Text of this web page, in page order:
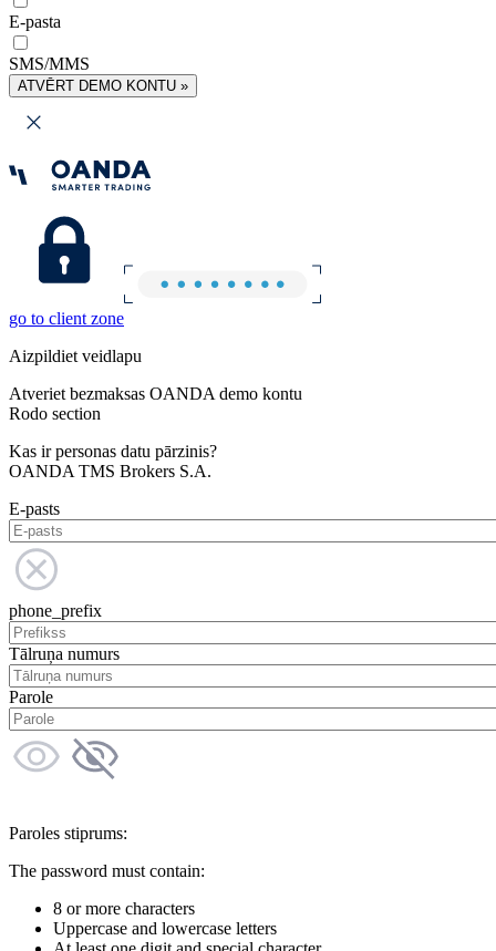
E-pasta
SMS/MMS
ATVĒRT DEMO KONTU »
go to client zone
Aizpildiet veidlapu
Atveriet bezmaksas OANDA demo kontu
Rodo section
Kas ir personas datu pārzinis?
OANDA TMS Brokers S.A.
E-pasts
phone_prefix
Tālruņa numurs
Parole
Paroles stiprums:
The password must contain:
8 or more characters
Uppercase and lowercase letters